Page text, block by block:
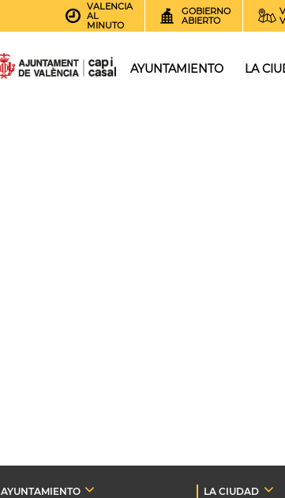
VALENCIA
AL
MINUTO
GOBIERNO
ABIERTO
AYUNTAMIENTO LA
AYUNTAMIENTO LA CIUDAD